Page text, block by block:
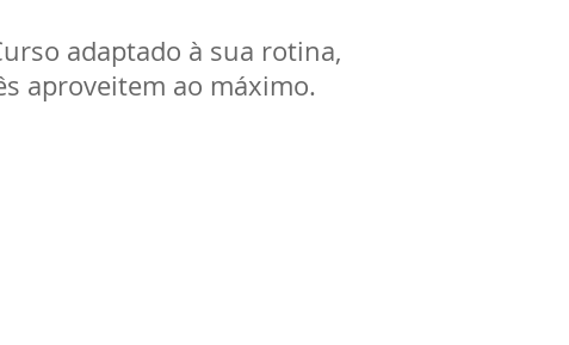
adaptado à sua rotina,
aproveitem ao máximo.